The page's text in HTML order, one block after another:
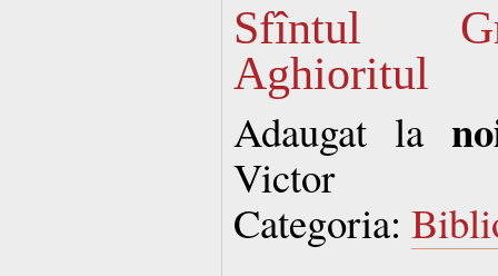
Sfîntul
Aghioritul
Adaugat la
Victor
Categoria: